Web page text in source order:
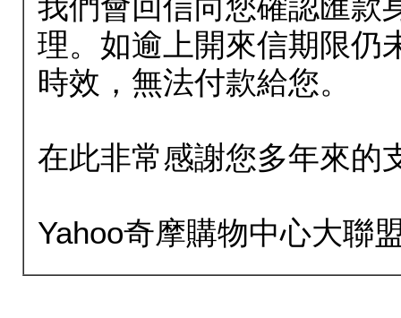
我們會回信向您確認匯款
理。如逾上開來信期限仍
時效，無法付款給您。
在此非常感謝您多年來的
Yahoo奇摩購物中心大